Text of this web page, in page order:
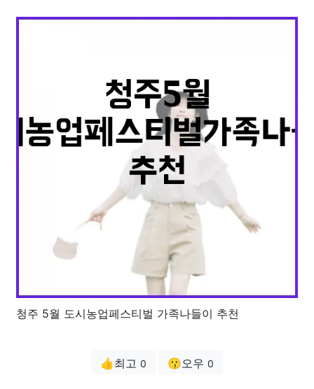
청주 5월 도시농업페스티벌 가족나들이 추천
👍최고 0 😗오우 0